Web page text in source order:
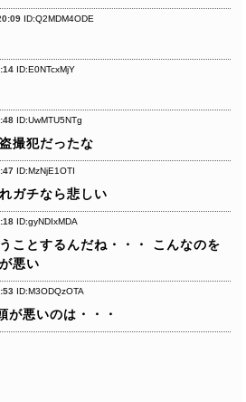
ID:Q2MDM4ODE
ID:E0NTcxMjY
ID:UwMTU5NTg
撮犯だったな
ID:MzNjE1OTI
ガチなら悲しい
ID:gyNDIxMDA
ことするんだね・・・
こんなのを
悪い
ID:M3ODQzOTA
が悪いのは・・・